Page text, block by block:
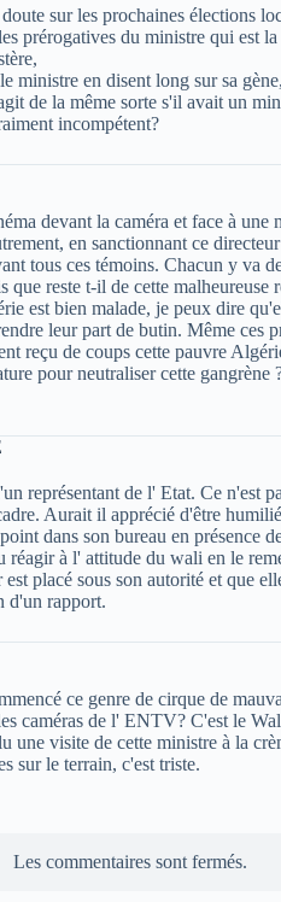
sur les prochaines élections
prérogatives du ministre qui est
ministre en disent long sur sa gène,
de la même sorte s'il avait un
incompétent?
devant la caméra et face à
en sanctionnant ce
tous ces témoins. Chacun y va
que reste t-il de cette malheureuse
est bien malade, je peux dire
leur part de butin. Même ces
reçu de coups cette pauvre
pour neutraliser cette gangrène
représentant de l' Etat. Ce n'est
Aurait il apprécié d'être
dans son bureau en présence
réagir à l' attitude du wali en le
placé sous son autorité et que
d'un rapport.
ce genre de cirque de
caméras de l' ENTV? C'est le
une visite de cette ministre à la
sur le terrain, c'est triste.
Les commentaires sont fermés.